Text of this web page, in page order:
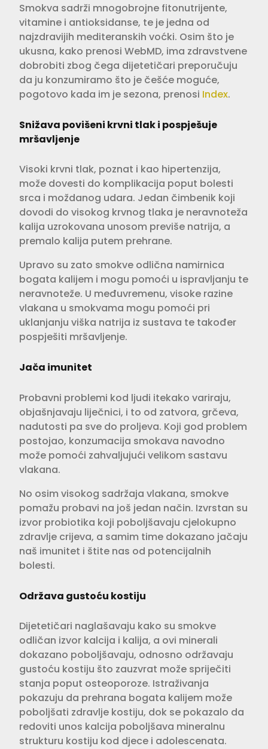
Smokva sadrži mnogobrojne fitonutrijente,
vitamine i antioksidanse, te je jedna od
najzdravijih mediteranskih voćki. Osim što je
ukusna, kako prenosi WebMD, ima zdravstvene
dobrobiti zbog čega dijetetičari preporučuju
da ju konzumiramo što je češće moguće,
pogotovo kada im je sezona, prenosi Index.
Snižava povišeni krvni tlak i pospješuje
mršavljenje
Visoki krvni tlak, poznat i kao hipertenzija,
može dovesti do komplikacija poput bolesti
srca i moždanog udara. Jedan čimbenik koji
dovodi do visokog krvnog tlaka je neravnoteža
kalija uzrokovana unosom previše natrija, a
premalo kalija putem prehrane.
Upravo su zato smokve odlična namirnica
bogata kalijem i mogu pomoći u ispravljanju te
neravnoteže. U međuvremenu, visoke razine
vlakana u smokvama mogu pomoći pri
uklanjanju viška natrija iz sustava te također
pospješiti mršavljenje.
Jača imunitet
Probavni problemi kod ljudi itekako variraju,
objašnjavaju liječnici, i to od zatvora, grčeva,
nadutosti pa sve do proljeva. Koji god problem
postojao, konzumacija smokava navodno
može pomoći zahvaljujući velikom sastavu
vlakana.
No osim visokog sadržaja vlakana, smokve
pomažu probavi na još jedan način. Izvrstan su
izvor probiotika koji poboljšavaju cjelokupno
zdravlje crijeva, a samim time dokazano jačaju
naš imunitet i štite nas od potencijalnih
bolesti.
Održava gustoću kostiju
Dijetetičari naglašavaju kako su smokve
odličan izvor kalcija i kalija, a ovi minerali
dokazano poboljšavaju, odnosno održavaju
gustoću kostiju što zauzvrat može spriječiti
stanja poput osteoporoze. Istraživanja
pokazuju da prehrana bogata kalijem može
poboljšati zdravlje kostiju, dok se pokazalo da
redoviti unos kalcija poboljšava mineralnu
strukturu kostiju kod djece i adolescenata.